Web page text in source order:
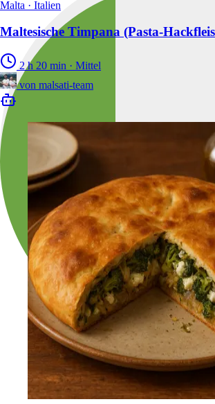
Malta · Italien
Maltesische Timpana (Pasta-
2 h 20 min · Mittel
von malsati-team